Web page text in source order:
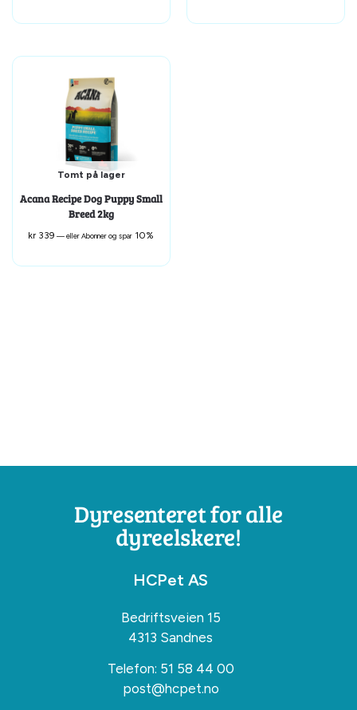
Tomt på lager
Acana Recipe Dog Puppy Small
Breed 2kg
kr339 —eller Abonner og spar 10%
Dyresenteret for alle
dyreelskere!
HCPet AS
Bedriftsveien 15
4313 Sandnes
Telefon: 51 58 44 00
post@hcpet.no